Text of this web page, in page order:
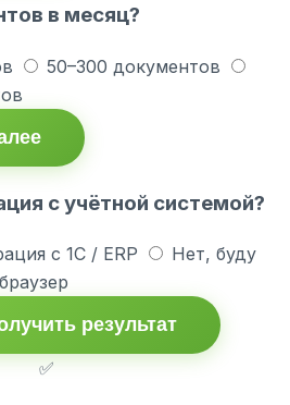
в месяц?
50–300 документов
с учётной системой?
с 1С / ERP
Нет, буду
результат
✅